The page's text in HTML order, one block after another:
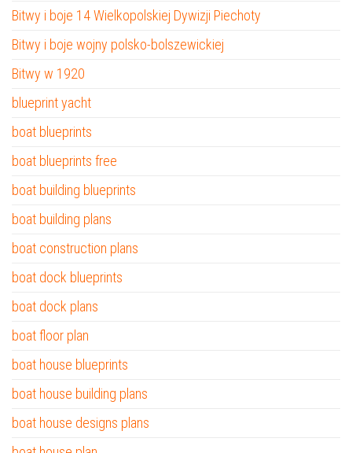
Bitwy i boje 14 Wielkopolskiej Dywizji Piechoty
Bitwy i boje wojny polsko-bolszewickiej
Bitwy w 1920
blueprint yacht
boat blueprints
boat blueprints free
boat building blueprints
boat building plans
boat construction plans
boat dock blueprints
boat dock plans
boat floor plan
boat house blueprints
boat house building plans
boat house designs plans